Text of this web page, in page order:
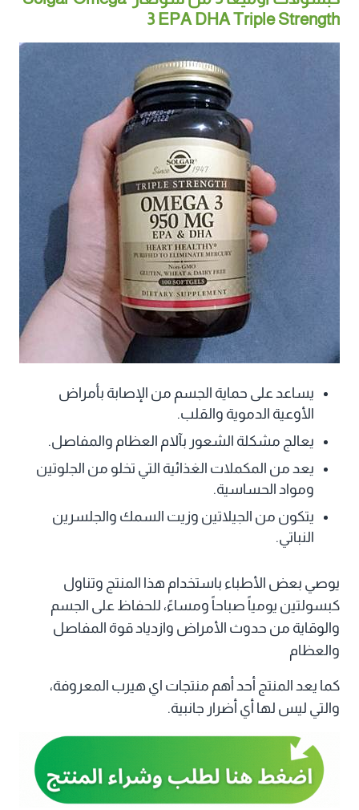
3 EPA DHA Triple Strength
يساعد على حماية الجسم من الإصابة بأمراض
الأوعية الدموية والقلب.
يعالج مشكلة الشعور بآلام العظام والمفاصل.
يعد من المكملات الغذائية التي تخلو من الجلوتين
ومواد الحساسية.
يتكون من الجيلاتين وزيت السمك والجلسرين
النباتي.
يوصي بعض الأطباء باستخدام هذا المنتج وتناول
كبسولتين يومياً صباحاً ومساءً، للحفاظ على الجسم
والوقاية من حدوث الأمراض وازدياد قوة المفاصل
والعظام
كما يعد المنتج أحد أهم منتجات اي هيرب المعروفة،
والتي ليس لها أي أضرار جانبية.